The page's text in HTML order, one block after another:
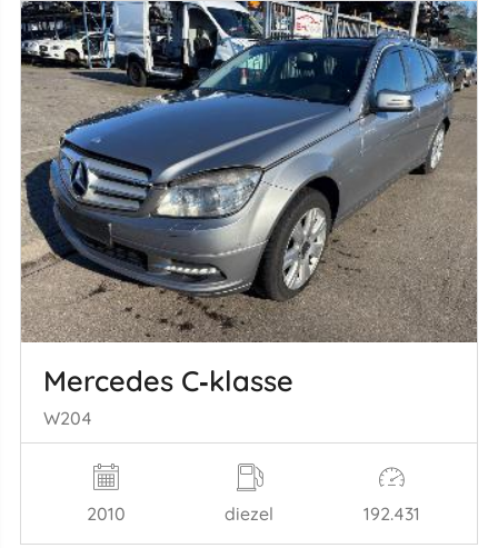
Mercedes C‑klasse
W204
2010 diezel 192.431